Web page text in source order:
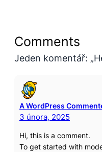
Comments
Jeden komentář:
A WordPress
3 února, 2025
Hi, this is a comment.
To get started with